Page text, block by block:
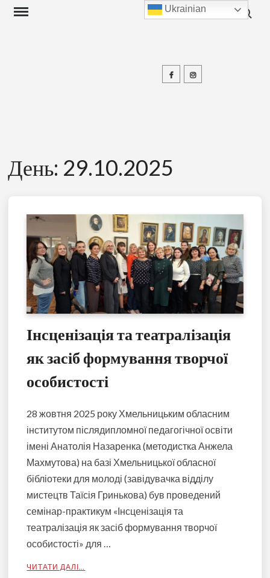
Skip
Search
FacebookInstagram
День: 29.10.2025
Інсценізація та театралізація
як засіб формування творчої
особистості
28 жовтня 2025 року Хмельницьким обласним
інститутом післядипломної педагогічної освіти
імені Анатолія Назаренка (методистка Анжела
Махмутова) на базі Хмельницької обласної
бібліотеки для молоді (завідувачка відділу
мистецтв Таїсія Гринькова) був проведений
семінар-практикум «Інсценізація та
театралізація як засіб формування творчої
особистості» для …
ЧИТАТИ ДАЛІ…
Ukrainian